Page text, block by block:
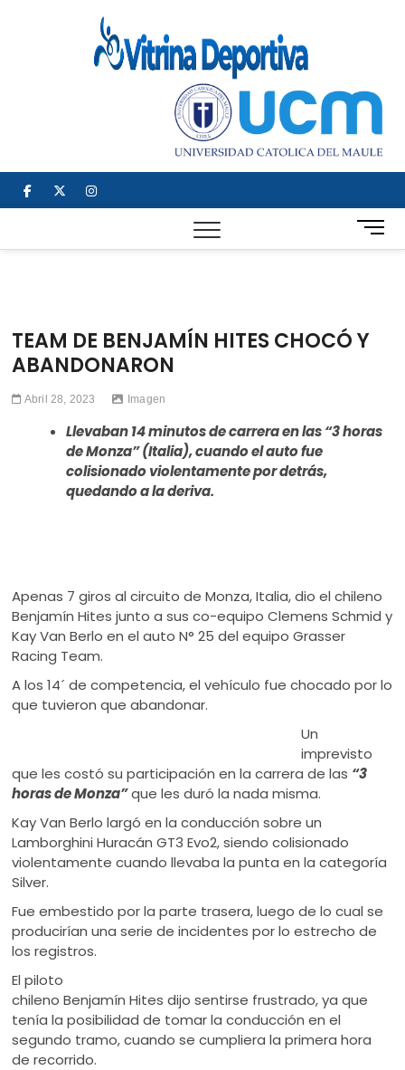
facebook
twitterinstagram
B
o
e
ú
TEAM DE BENJAMÍN HITES CHOCÓ Y
ABANDONARON
Abril 28, 2023 Imagen
Llevaban 14 minutos de carrera en las “3 horas
de Monza” (Italia), cuando el auto fue
colisionado violentamente por detrás,
quedando a la deriva.
Apenas 7 giros al circuito de Monza, Italia, dio el chileno
Benjamín Hites junto a sus co-equipo Clemens Schmid y
Kay Van Berlo en el auto N° 25 del equipo Grasser
Racing Team.
A los 14´ de competencia, el vehículo fue chocado por lo
que tuvieron que abandonar.
Un
imprevisto
que les costó su participación en la carrera de las “3
horas de Monza”que les duró la nada misma.
Kay Van Berlo largó en la conducción sobre un
Lamborghini Huracán GT3 Evo2, siendo colisionado
violentamente cuando llevaba la punta en la categoría
Silver.
Fue embestido por la parte trasera, luego de lo cual se
producirían una serie de incidentes por lo estrecho de
los registros.
El piloto
chileno Benjamín Hites dijo sentirse frustrado, ya que
tenía la posibilidad de tomar la conducción en el
segundo tramo, cuando se cumpliera la primera hora
de recorrido.